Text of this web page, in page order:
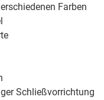
Farben
Schließvorrichtung